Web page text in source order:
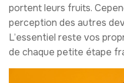
portent leurs fruits.
perception des autres
L’essentiel reste vos
de chaque petite étape